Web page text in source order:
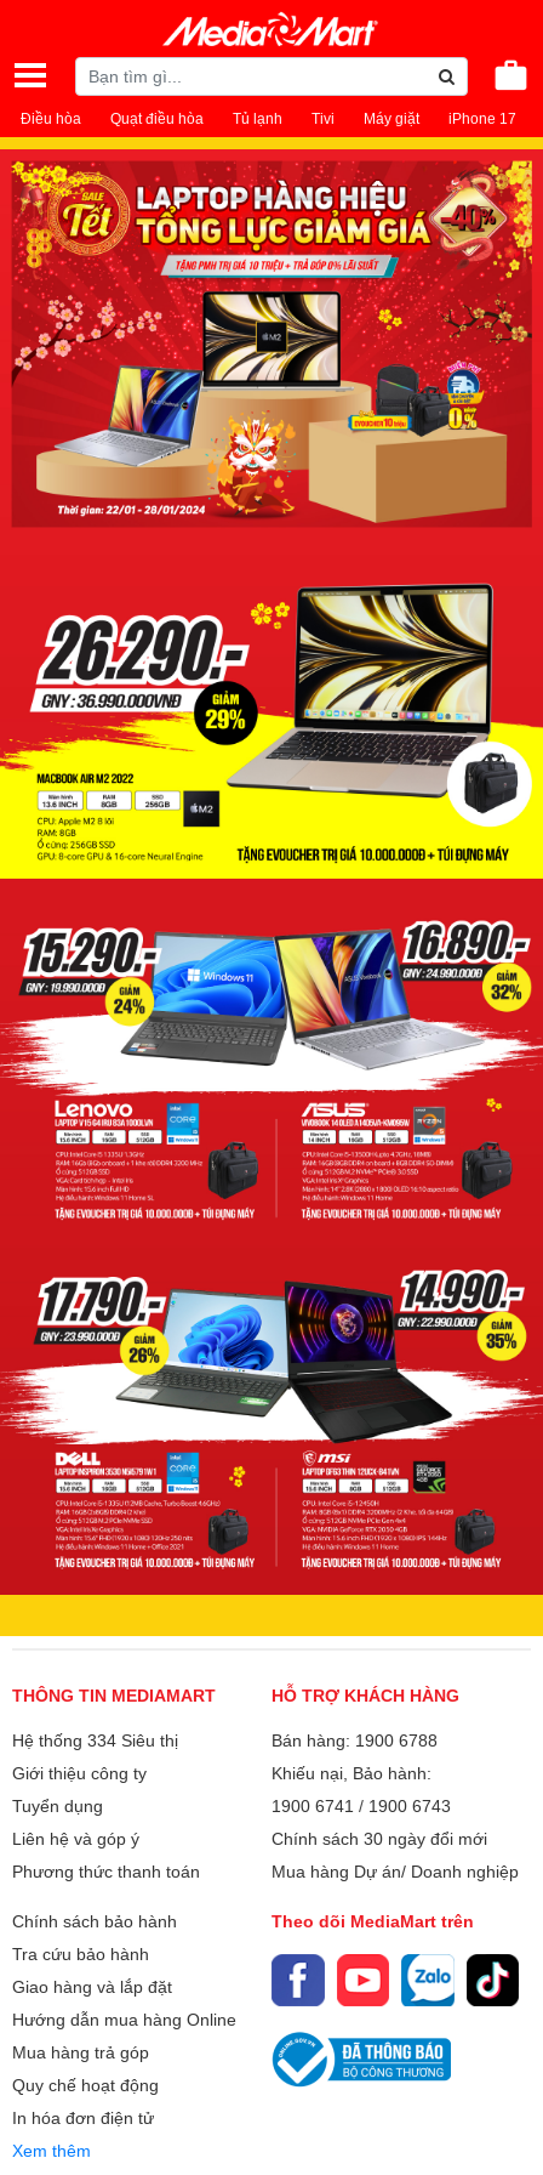
Điều hòa Quạt điều hòa Tủ lạnh Tivi Máy giặt iPhone 17
THÔNG TIN MEDIAMART
Hệ thống 334 Siêu thị
Giới thiệu công ty
Tuyển dụng
Liên hệ và góp ý
Phương thức thanh toán
HỖ TRỢ KHÁCH HÀNG
Bán hàng: 1900 6788
Khiếu nại, Bảo hành:
1900 6741 / 1900 6743
Chính sách 30 ngày đổi mới
Mua hàng Dự án/ Doanh nghiệp
Chính sách bảo hành
Tra cứu bảo hành
Giao hàng và lắp đặt
Hướng dẫn mua hàng Online
Mua hàng trả góp
Quy chế hoạt động
In hóa đơn điện tử
Xem thêm
Theo dõi MediaMart trên